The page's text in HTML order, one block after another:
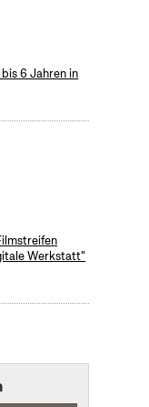
6 Jahren in
Werkstatt"